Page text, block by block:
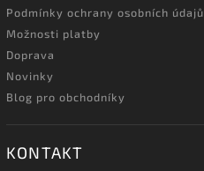
Podmínky ochrany osobních údajů
Možnosti platby
Doprava
Novinky
Blog pro obchodníky
KONTAKT